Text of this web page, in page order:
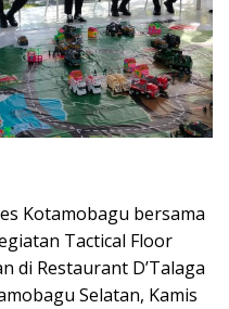
Kotamobagu bersama
Tactical Floor
di Restaurant D’Talaga
Selatan, Kamis